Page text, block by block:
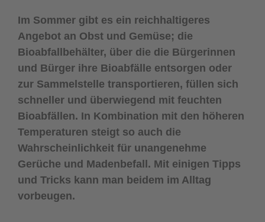
Im Sommer gibt es ein reichhaltigeres
Angebot an Obst und Gemüse; die
Bioabfallbehälter, über die die Bürgerinnen
und Bürger ihre Bioabfälle entsorgen oder
zur Sammelstelle transportieren, füllen sich
schneller und überwiegend mit feuchten
Bioabfällen. In Kombination mit den höheren
Temperaturen steigt so auch die
Wahrscheinlichkeit für unangenehme
Gerüche und Madenbefall. Mit einigen Tipps
und Tricks kann man beidem im Alltag
vorbeugen.